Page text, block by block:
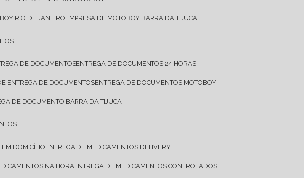
RIO DE JANEIRO EMPRESA DE MOTOBOY BARRA DA TIJUCA
DE DOCUMENTOS ENTREGA DE DOCUMENTOS 24 HORAS
ENTREGA DE DOCUMENTOS ENTREGA DE DOCUMENTOS MOTOBOY
DE DOCUMENTO BARRA DA TIJUCA
EM DOMICÍLIO ENTREGA DE MEDICAMENTOS DELIVERY
NA HORA ENTREGA DE MEDICAMENTOS CONTROLADOS